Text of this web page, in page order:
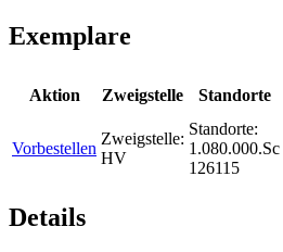
Exemplare
Aktion Zweigstelle Standorte
Vorbestellen
Zweigstelle:
HV
Standorte:
1.080.000.Sc
126115
Details